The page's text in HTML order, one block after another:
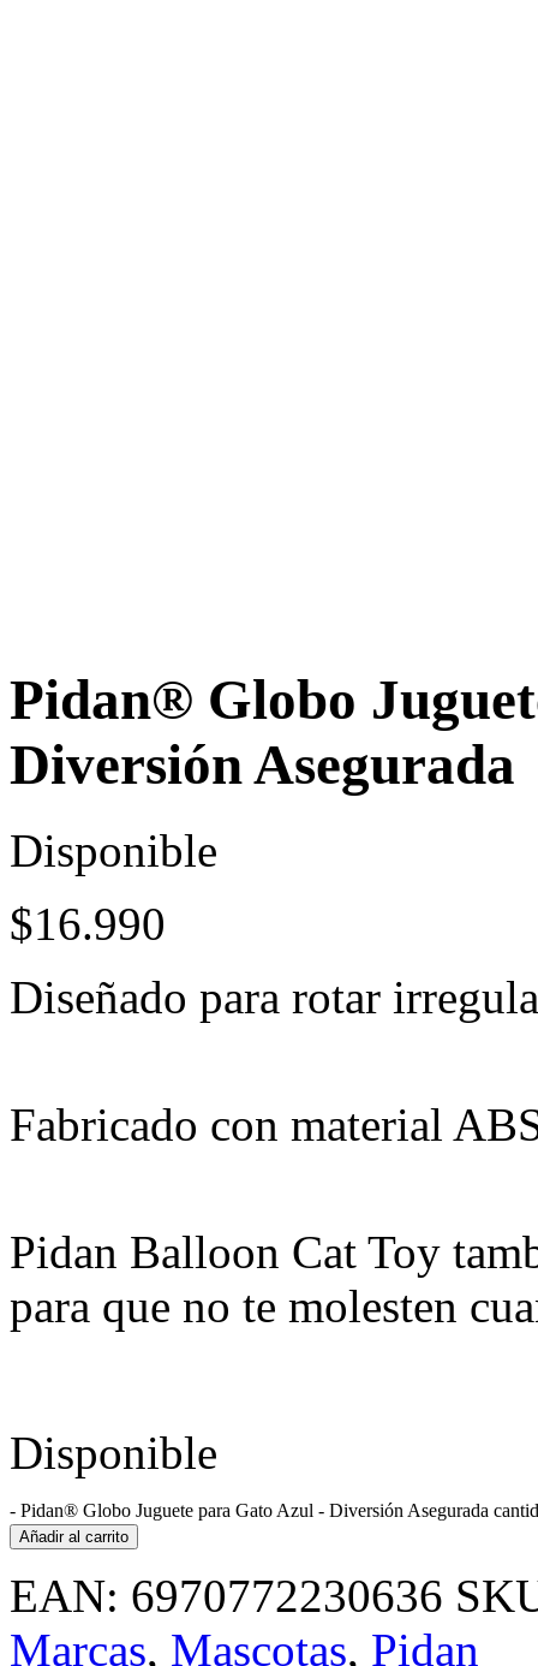
Pidan® Globo
Diversión Asegurada
Disponible
$16.990
Diseñado para rotar
Fabricado con material
Pidan Balloon Cat Toy
para que no te molesten
Disponible
- Pidan® Globo Juguete para Gato Azul - Diversión Asegurada
Añadir al carrito
EAN: 6970772230636
Marcas, Mascotas, Pidan